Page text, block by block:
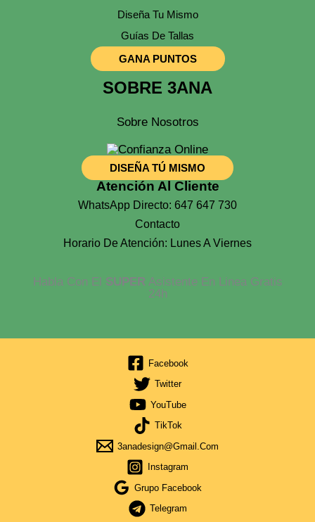
Diseña Tu Mismo
Guías De Tallas
GANA PUNTOS
SOBRE 3ANA
Sobre Nosotros
DISEÑA TÚ MISMO
Atención Al Cliente
WhatsApp Directo: 647 647 730
Contacto
Horario De Atención: Lunes A Viernes
Habla Con El SUPERAsistente En Linea Gratis
24h
Facebook
Twitter
YouTube
TikTok
3anadesign@gmail.com
Instagram
Grupo Facebook
Telegram